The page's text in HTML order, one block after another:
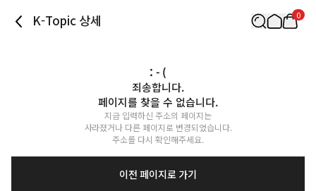
K-Topic 상세 0
: - (
죄송합니다.
페이지를 찾을 수 없습니다.
지금 입력하신 주소의 페이지는
사라졌거나 다른 페이지로 변경되었습니다.
주소를 다시 확인해주세요.
이전 페이지로 가기